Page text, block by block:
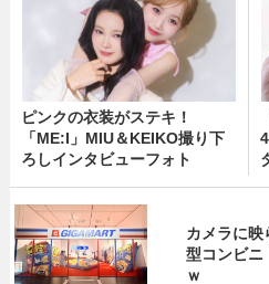
ピンクの衣装がステキ！
「ME:I」MIU＆KEIKO撮り下
ろしインタビューフォト
カメラに
型コンビニ
ｗ